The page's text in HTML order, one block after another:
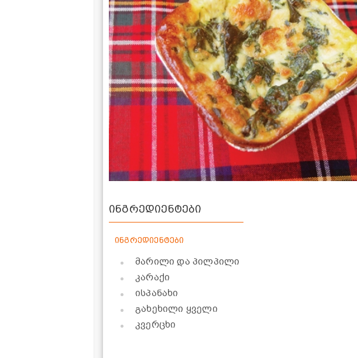
ინგრედიენტები
ინგრედიენტები
მარილი და პილპილი
კარაქი
ისპანახი
გახეხილი ყველი
კვერცხი